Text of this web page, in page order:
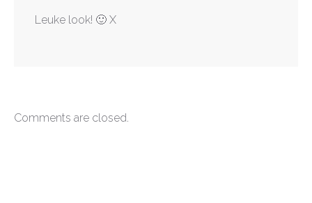
Leuke look! 🙂 X
Comments are closed.